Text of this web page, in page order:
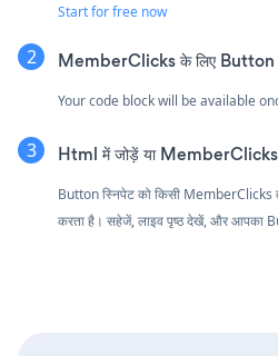
Start for free now
MemberClicks के लिए Button
Your code block will be available
Html में जोड़ें या MemberClicks
Button स्निपेट को किसी MemberClicks
करता है। सहेजें, लाइव पृष्ठ देखें, और आपका